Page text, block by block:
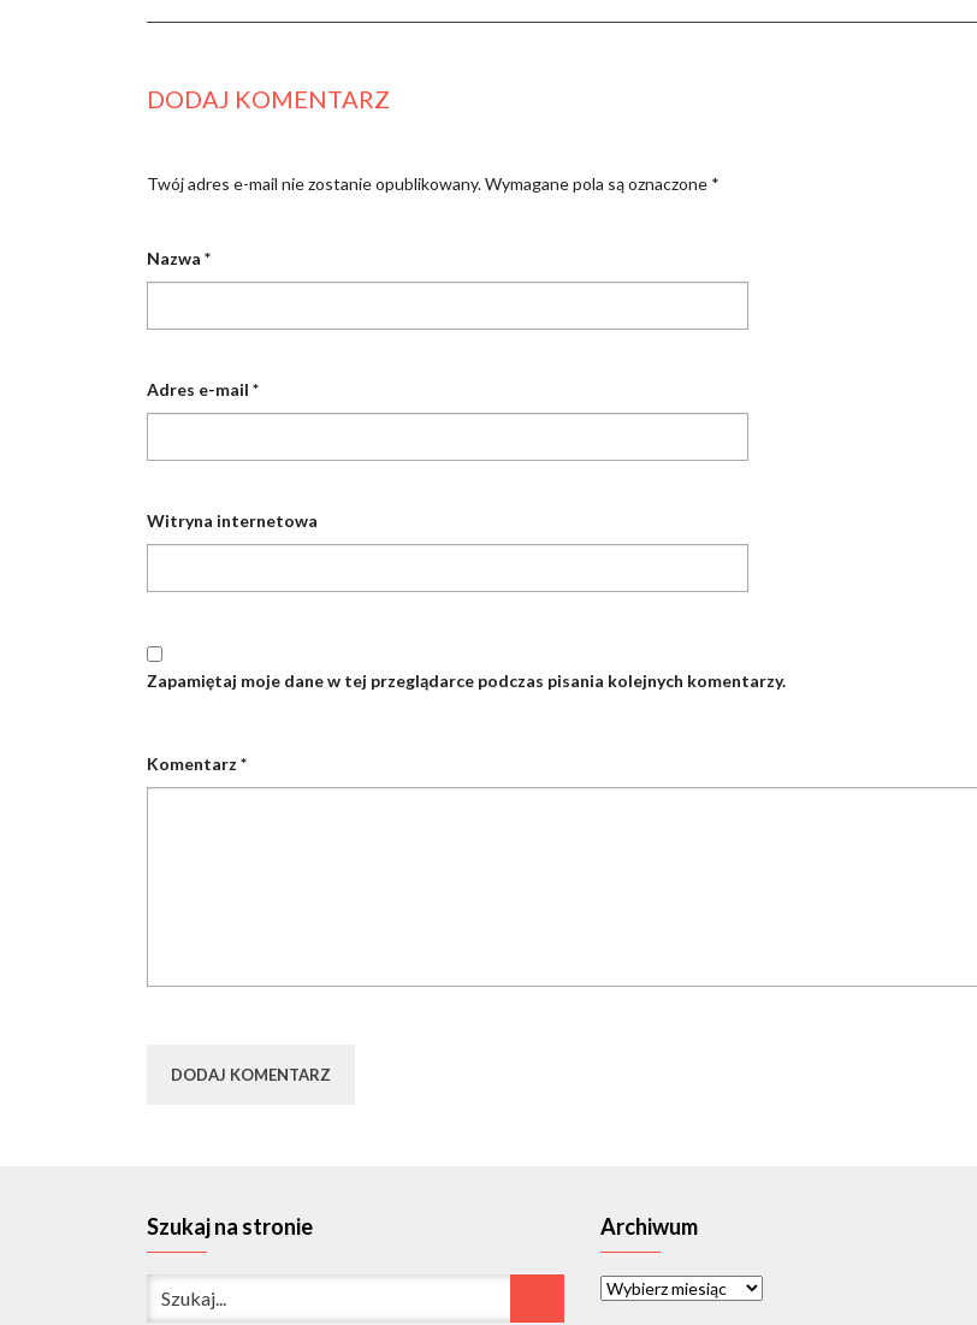
DODAJ KOMENTARZ
Twój adres e-mail nie zostanie opublikowany.Wymagane pola są oznaczone *
Nazwa *
Adres e-mail *
Witryna internetowa
Zapamiętaj moje dane w tej przeglądarce podczas pisania kolejnych komentarzy.
Komentarz *
Szukaj na stronie Archiwum
Archiwum